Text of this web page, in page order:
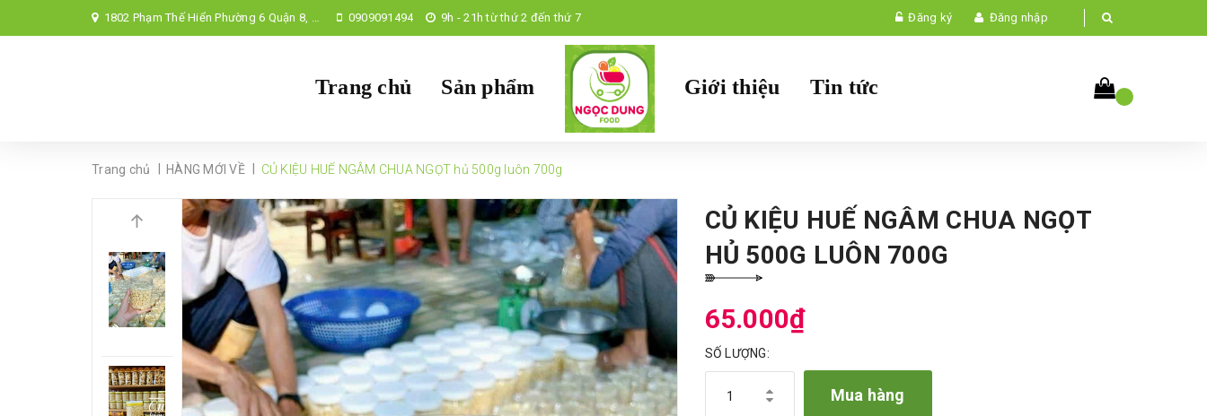
1802 Phạm Thế Hiển Phường 6 Quận 8, TP Hồ Chí Minh, 0909091494 9h - 21h từ thứ 2 đến thứ 7 Đăng ký Đăng nhập
Trang chủ Sản phẩm Giới thiệu Tin tức
Trang chủ HÀNG MỚI VỀ CỦ KIỆU HUẾ NGÂM CHUA NGỌT hủ 500g luôn 700g
CỦ KIỆU HUẾ NGÂM CHUA NGỌT
HỦ 500G LUÔN 700G
65.000₫
SỐ LƯỢNG:
Mua hàng